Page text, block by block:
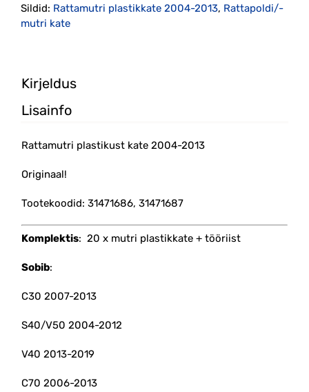
Sildid: Rattamutri plastikkate 2004-2013, Rattapoldi/-
mutri kate
Kirjeldus
Lisainfo
Rattamutri plastikust kate 2004-2013
Originaal!
Tootekoodid: 31471686, 31471687
Komplektis: 20 x mutri plastikkate + tööriist
Sobib:
C30 2007-2013
S40/V50 2004-2012
V40 2013-2019
C70 2006-2013